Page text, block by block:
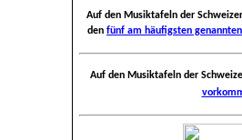
Auf den Musiktafeln der
den fünf am häufigsten
Auf den Musiktafeln der